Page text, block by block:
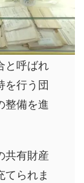
と呼ばれ
を行う団
整備を進
共有財産
てられま